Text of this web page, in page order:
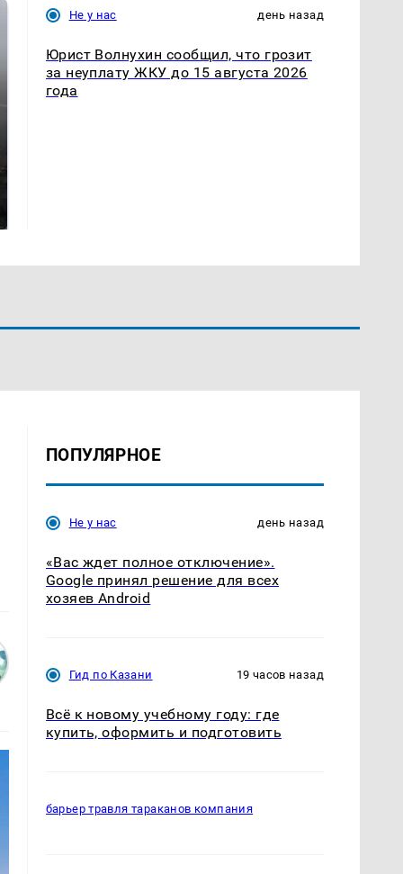
Не у нас день назад
Юрист Волнухин сообщил, что грозит
за неуплату ЖКУ до 15 августа 2026
года
ПОПУЛЯРНОЕ
Не у нас день назад
«Вас ждет полное отключение».
Google принял решение для всех
хозяев Android
Гид по Казани 19 часов назад
Всё к новому учебному году: где
купить, оформить и подготовить
барьер травля тараканов компания